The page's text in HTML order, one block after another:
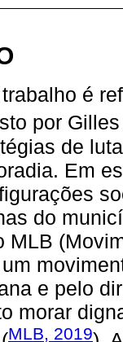
é
por
de
Em
do
MLB
e pelo
morar
MLB, 2019